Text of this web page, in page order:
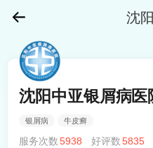
沈
沈阳中亚银屑病医
银屑病 牛皮癣
服务次数 5938 好评数 5835